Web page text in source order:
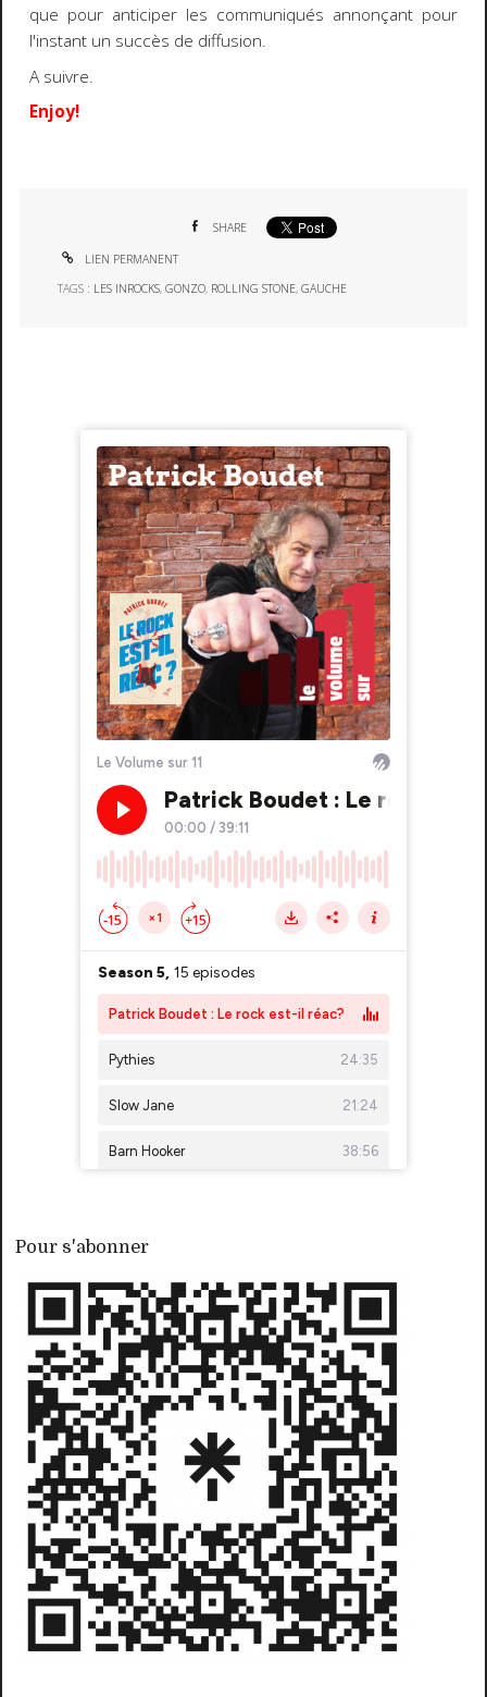
Pour s'abonner
que pour anticiper les communiqués annonçant pour
l'instant un succès de diffusion.
A suivre.
Enjoy!
SHARE
LIEN PERMANENT
TAGS : LES INROCKS,GONZO, ROLLING STONE,GAUCHE